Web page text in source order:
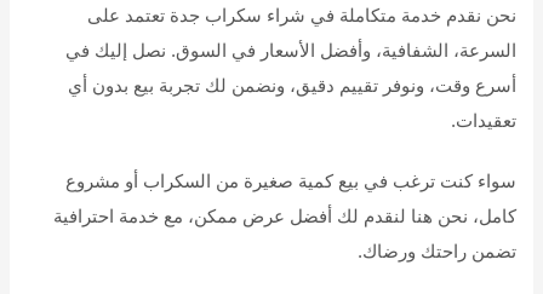
نحن نقدم خدمة متكاملة في شراء سكراب جدة تعتمد على
السرعة، الشفافية، وأفضل الأسعار في السوق. نصل إليك في
أسرع وقت، ونوفر تقييم دقيق، ونضمن لك تجربة بيع بدون أي
تعقيدات.
سواء كنت ترغب في بيع كمية صغيرة من السكراب أو مشروع
كامل، نحن هنا لنقدم لك أفضل عرض ممكن، مع خدمة احترافية
تضمن راحتك ورضاك.